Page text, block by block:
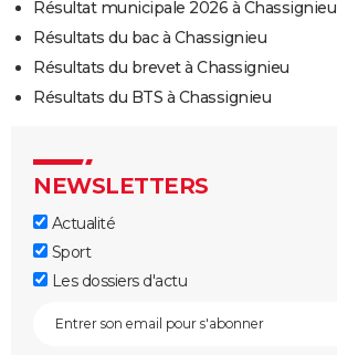
Résultat municipale 2026 à Chassignieu
Résultats du bac à Chassignieu
Résultats du brevet à Chassignieu
Résultats du BTS à Chassignieu
NEWSLETTERS
Actualité
Sport
Les dossiers d'actu